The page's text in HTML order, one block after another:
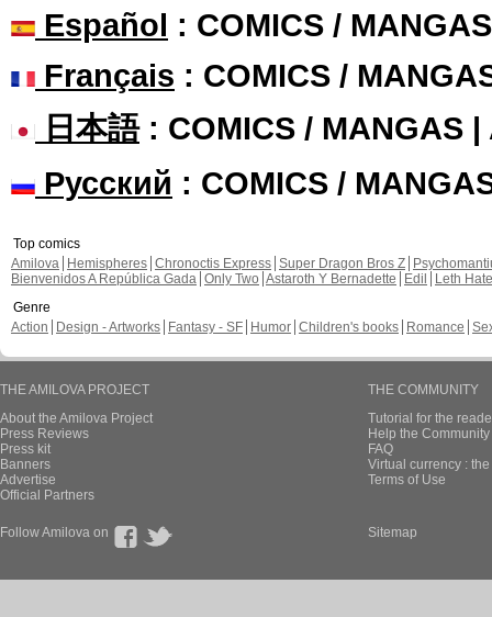
Español : COMICS /
Français : COMICS /
日本語: COMICS / MANGAS |
Русский : COMICS /
Top comics
Amilova
Hemispheres Chronoctis Express Super Dragon Bros Z
Bienvenidos A República Gada Only Two Astaroth Y Bernadette Edil
Leth Hate
Genre
Action
Design - Artworks Fantasy - SF Humor Children's books Romance
THE AMILOVA PROJECT
About the Amilova Project
Press Reviews
Press kit
Banners
Advertise
Official Partners
THE COMMUNITY
Tutorial for the
Help the
FAQ
Virtual currency :
Terms of Use
Follow Amilova on Sitemap